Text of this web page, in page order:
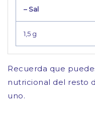
– Sal
1,5 g
Recuerda que
nutricional del resto
uno.